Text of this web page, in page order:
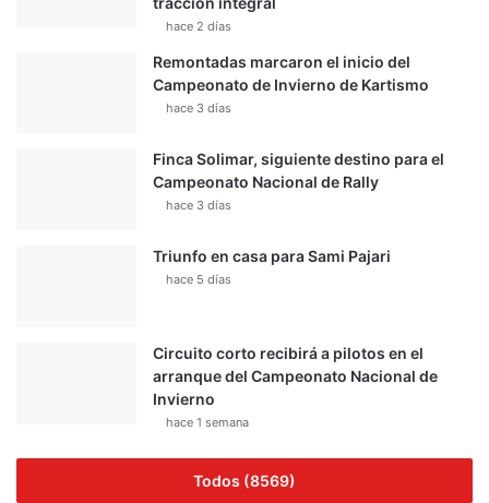
hace 2 días
Remontadas marcaron el inicio del
Campeonato de Invierno de Kartismo
hace 3 días
Finca Solimar, siguiente destino para el
Campeonato Nacional de Rally
hace 3 días
Triunfo en casa para Sami Pajari
hace 5 días
Circuito corto recibirá a pilotos en el
arranque del Campeonato Nacional de
Invierno
hace 1 semana
Todos (8569)